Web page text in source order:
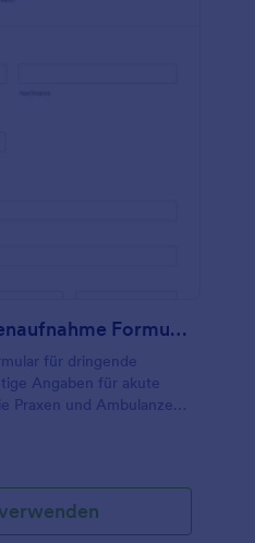
Dringende Patientenaufnahme Formular
für dringende
Angaben für akute
Praxen und Ambulanzen
Team.